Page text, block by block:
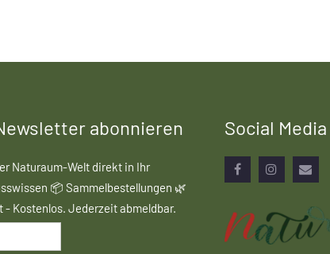
abonnieren
Naturaum-Welt direkt in Ihr
📦 Sammelbestellungen 🌿
- Kostenlos. Jederzeit abmeldbar.
Social Media